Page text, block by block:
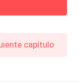
capítulo